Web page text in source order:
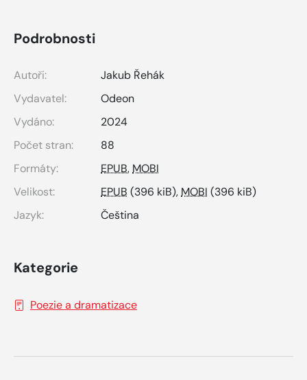
Podrobnosti
Autoři:
Jakub Řehák
Vydavatel:
Odeon
Vydáno:
2024
Počet stran:
88
Formáty:
EPUB, MOBI
Velikost:
EPUB (396 kiB), MOBI (396 kiB)
Jazyk:
Čeština
Kategorie
Poezie a dramatizace